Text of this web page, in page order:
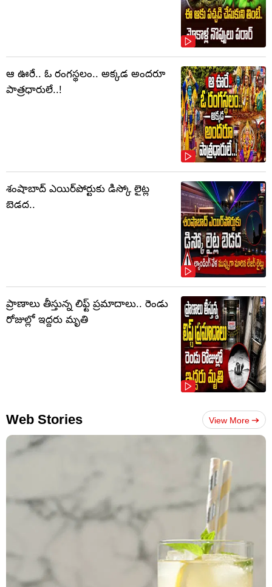
ఆ ఊరే.. ఓ రంగస్థలం.. అక్కడ అందరూ
పాత్రధారులే..!
శంషాబాద్ ఎయిర్‌పోర్టుకు డిస్కో లైట్ల
బెడద..
ప్రాణాలు తీస్తున్న లిఫ్ట్‌ ప్రమాదాలు.. రెండు
రోజుల్లో ఇద్దరు మృతి
Web Stories View More